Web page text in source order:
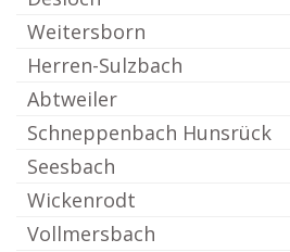
Weitersborn
Herren-Sulzbach
Abtweiler
Schneppenbach Hunsrück
Seesbach
Wickenrodt
Vollmersbach